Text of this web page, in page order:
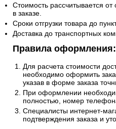
Стоимость рассчитывается
в заказе.
Сроки отгрузки товара до
Доставка до транспортных
Правила оформления:
Для расчета стоимости
необходимо оформить
указав в форме заказа
При оформлении
полностью, номер
Специалисты интернет-
подтверждения заказа и